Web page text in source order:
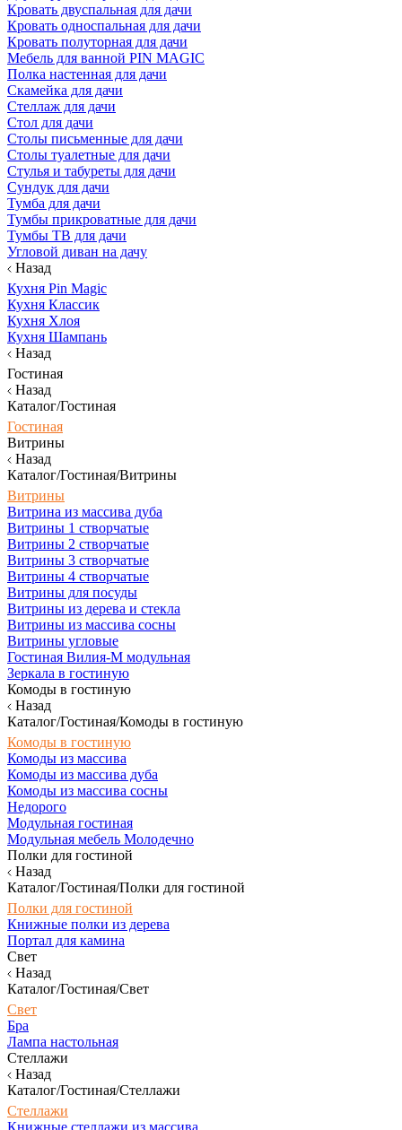
Кровать двуспальная для дачи
Кровать односпальная для дачи
Кровать полуторная для дачи
Мебель для ванной PIN MAGIC
Полка настенная для дачи
Скамейка для дачи
Стеллаж для дачи
Стол для дачи
Столы письменные для дачи
Столы туалетные для дачи
Стулья и табуреты для дачи
Сундук для дачи
Тумба для дачи
Тумбы прикроватные для дачи
Тумбы ТВ для дачи
Угловой диван на дачу
Назад
Кухня Pin Magic
Кухня Классик
Кухня Хлоя
Кухня Шампань
Назад
Гостиная
Назад
Каталог/Гостиная
Гостиная
Витрины
Назад
Каталог/Гостиная/Витрины
Витрины
Витрина из массива дуба
Витрины 1 створчатые
Витрины 2 створчатые
Витрины 3 створчатые
Витрины 4 створчатые
Витрины для посуды
Витрины из дерева и стекла
Витрины из массива сосны
Витрины угловые
Гостиная Вилия-М модульная
Зеркала в гостиную
Комоды в гостиную
Назад
Каталог/Гостиная/Комоды в гостиную
Комоды в гостиную
Комоды из массива
Комоды из массива дуба
Комоды из массива сосны
Недорого
Модульная гостиная
Модульная мебель Молодечно
Полки для гостиной
Назад
Каталог/Гостиная/Полки для гостиной
Полки для гостиной
Книжные полки из дерева
Портал для камина
Свет
Назад
Каталог/Гостиная/Свет
Свет
Бра
Лампа настольная
Стеллажи
Назад
Каталог/Гостиная/Стеллажи
Стеллажи
Книжные стеллажи из массива